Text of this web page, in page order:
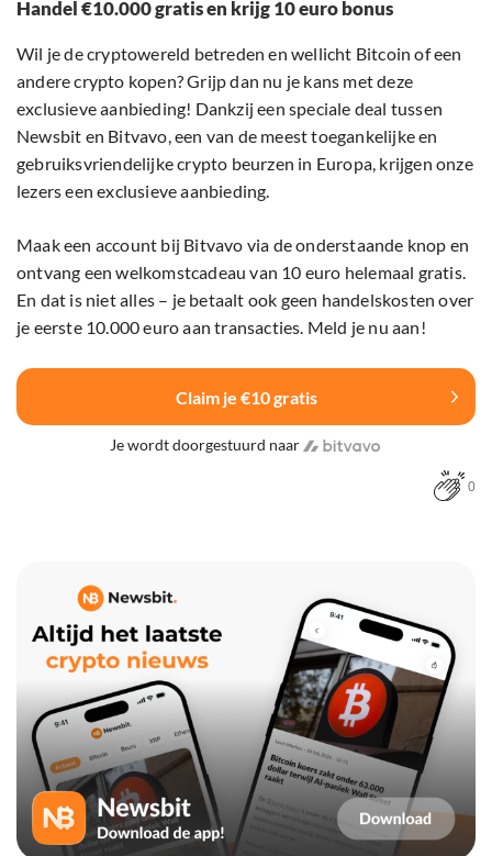
Handel €10.000 gratis en krijg 10 euro bonus
Wil je de cryptowereld betreden en wellicht Bitcoin of een
andere crypto kopen? Grijp dan nu je kans met deze
exclusieve aanbieding! Dankzij een speciale deal tussen
Newsbit en Bitvavo, een van de meest toegankelijke en
gebruiksvriendelijke crypto beurzen in Europa, krijgen onze
lezers een exclusieve aanbieding.
Maak een account bij Bitvavo via de onderstaande knop en
ontvang een welkomstcadeau van 10 euro helemaal gratis.
En dat is niet alles – je betaalt ook geen handelskosten over
je eerste 10.000 euro aan transacties. Meld je nu aan!
Claim je €10 gratis
Je wordt doorgestuurd naar
0